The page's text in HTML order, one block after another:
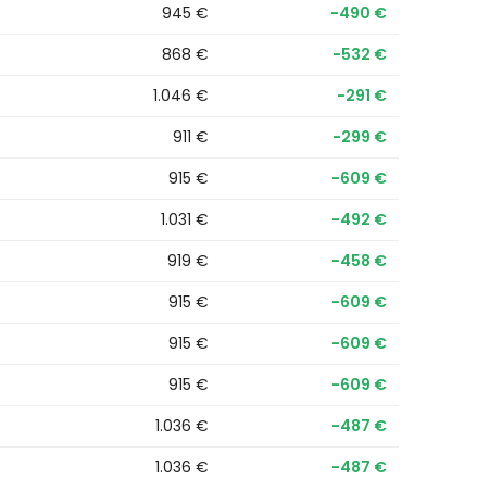
945 €
−490 €
868 €
−532 €
1.046 €
−291 €
911 €
−299 €
915 €
−609 €
1.031 €
−492 €
919 €
−458 €
915 €
−609 €
915 €
−609 €
915 €
−609 €
1.036 €
−487 €
1.036 € −487 €